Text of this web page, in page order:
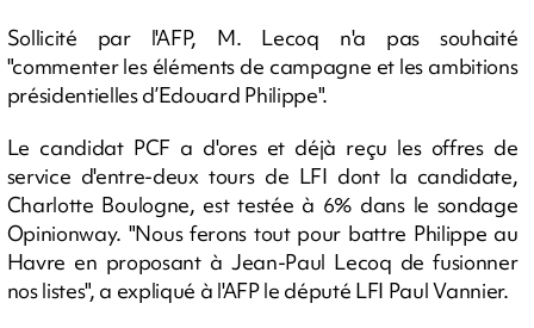
Sollicité par l'AFP, M. Lecoq n'a pas souhaité
"commenter les éléments de campagne et les ambitions
présidentielles d’Edouard Philippe".
Le candidat PCF a d'ores et déjà reçu les offres de
service d'entre-deux tours de LFI dont la candidate,
Charlotte Boulogne, est testée à 6% dans le sondage
Opinionway. "Nous ferons tout pour battre Philippe au
Havre en proposant à Jean-Paul Lecoq de fusionner
nos listes", a expliqué à l'AFP le député LFI Paul Vannier.